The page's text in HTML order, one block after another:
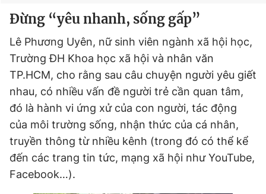
Đừng “yêu nhanh, sống gấp”
Lê Phương Uyên, nữ sinh viên ngành xã hội học,
Trường ĐH Khoa học xã hội và nhân văn
TP.HCM, cho rằng sau câu chuyện người yêu giết
nhau, có nhiều vấn đề người trẻ cần quan tâm,
đó là hành vi ứng xử của con người, tác động
của môi trường sống, nhận thức của cá nhân,
truyền thông từ nhiều kênh (trong đó có thể kể
đến các trang tin tức, mạng xã hội như YouTube,
Facebook…).